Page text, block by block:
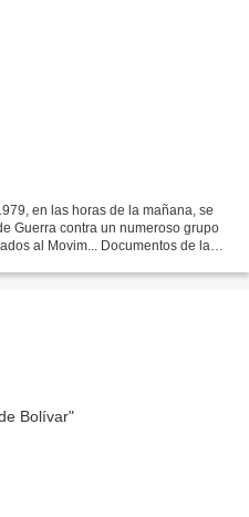
en las horas de la mañana, se
Guerra contra un numeroso grupo
al Movim... Documentos de la